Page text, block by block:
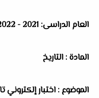
العام الدراسى: 2021 - 2022
المادة : التاريخ
الموضوع : اختبار